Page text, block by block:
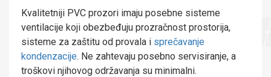
Kvalitetniji PVC prozori imaju posebne sisteme
ventilacije koji obezbeđuju prozračnost prostorija,
sisteme za zaštitu od provala i sprečavanje
kondenzacije. Ne zahtevaju posebno servisiranje, a
troškovi njihovog održavanja su minimalni.